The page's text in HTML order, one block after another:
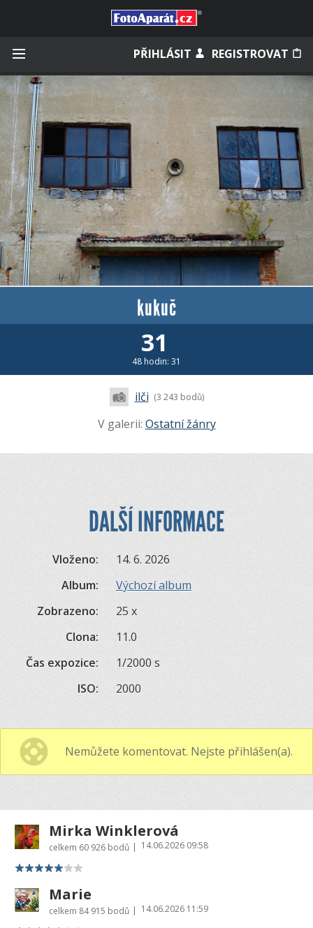
PŘIHLÁSIT REGISTROVAT
Zapamatovat
Zapomněli jste heslo?
Měli jste účet na starém webu?
kukuč
31
48 hodin: 31
ilči (3 243 bodů)
V galerii: Ostatní žánry
DALŠÍ INFORMACE
Vloženo:
14. 6. 2026
Album:
Výchozí album
Zobrazeno:
25 x
Clona:
11.0
Čas expozice:
1/2000 s
ISO:
2000
Nemůžete komentovat. Nejste přihlášen(a).
Mirka Winklerová
celkem 60 926 bodů | 14.06.2026 09:58
Marie
celkem 84 915 bodů | 14.06.2026 11:59